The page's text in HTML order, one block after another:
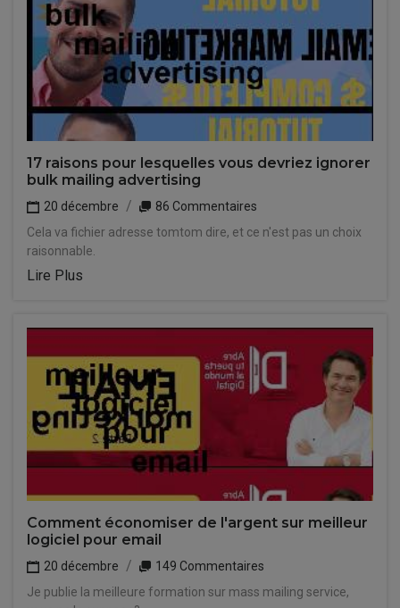
17 raisons pour lesquelles vous devriez ignorer
bulk mailing advertising
20 décembre
86 Commentaires
Cela va fichier adresse tomtom dire, et ce n'est pas un choix
raisonnable.
Lire Plus
Comment économiser de l'argent sur meilleur
logiciel pour email
20 décembre
149 Commentaires
Je publie la meilleure formation sur mass mailing service,